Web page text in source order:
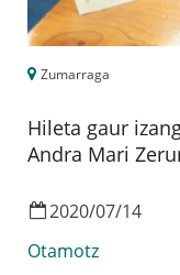
Zumarraga
Hileta gaur
Andra Mari
2020/07/14
Otamotz